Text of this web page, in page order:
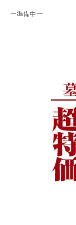
ー準備中ー